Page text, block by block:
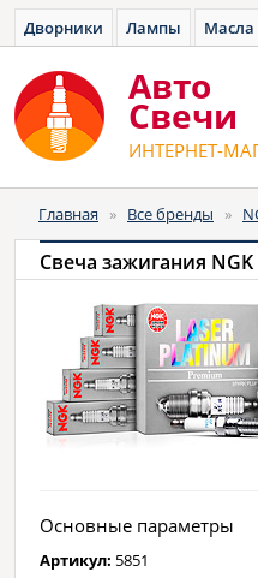
Дворники Лампы Масла
Авто
Cвечи
ИНТЕРНЕТ-
Главная » Все бренды »
Свеча зажигания
Основные параметры
Артикул: 5851